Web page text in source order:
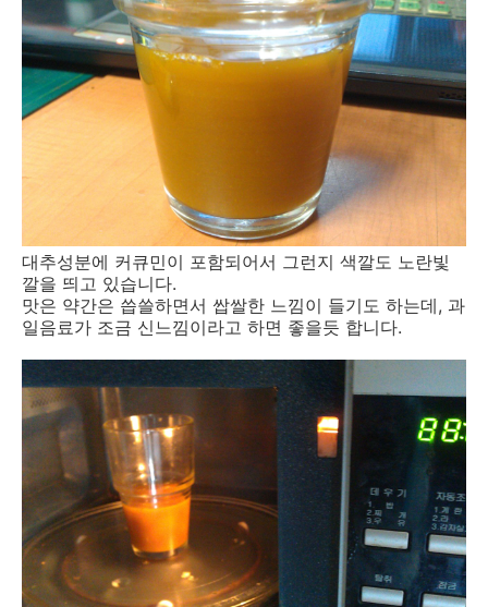
대추성분에 커큐민이 포함되어서 그런지 색깔도 노란빛
깔을 띄고 있습니다.
맛은 약간은 씁쓸하면서 쌉쌀한 느낌이 들기도 하는데, 과
일음료가 조금 신느낌이라고 하면 좋을듯 합니다.